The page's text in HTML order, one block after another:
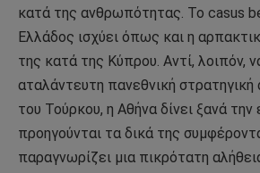
κατά της ανθρωπότητας. Το casus
Ελλάδος ισχύει όπως και η
της κατά της Κύπρου. Αντί, λοιπόν,
αταλάντευτη πανεθνική στρατηγική
του Τούρκου, η Αθήνα δίνει ξανά
προηγούνται τα δικά της
παραγνωρίζει μια πικρότατη